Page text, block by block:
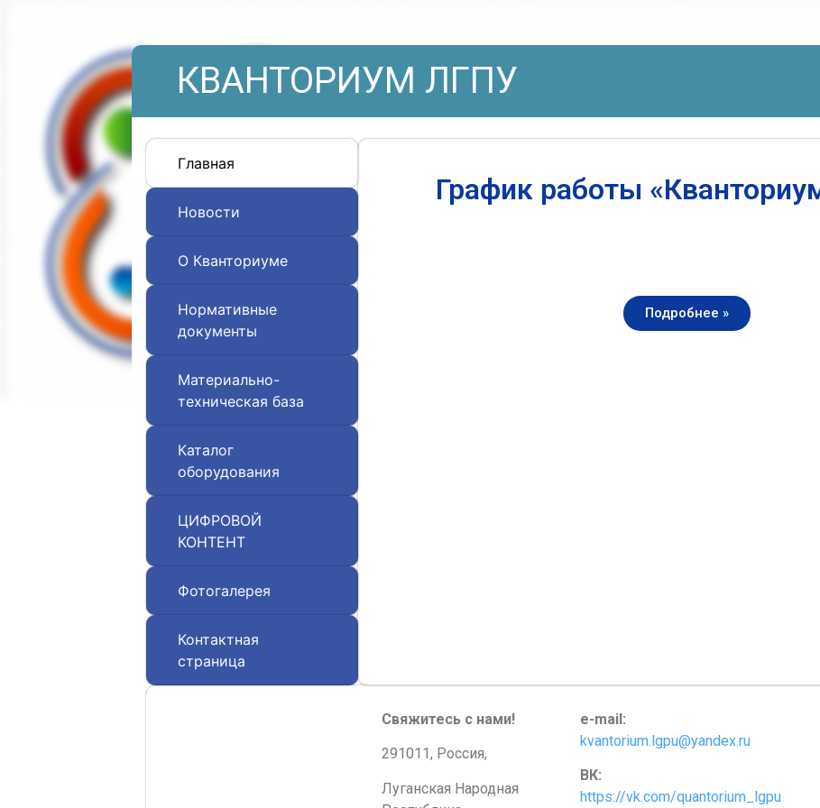
КВАНТОРИУМ ЛГПУ
Главная
Новости
О Кванториуме
Нормативные
документы
Материально-
техническая база
Каталог
оборудования
ЦИФРОВОЙ
КОНТЕНТ
Фотогалерея
Контактная
страница
График работы
Подробнее »
Свяжитесь с нами!
291011, Россия,
Луганская Народная
e-mail:
kvantorium.lgpu@yandex.ru
ВК:
https://vk.com/quantorium_lgpu